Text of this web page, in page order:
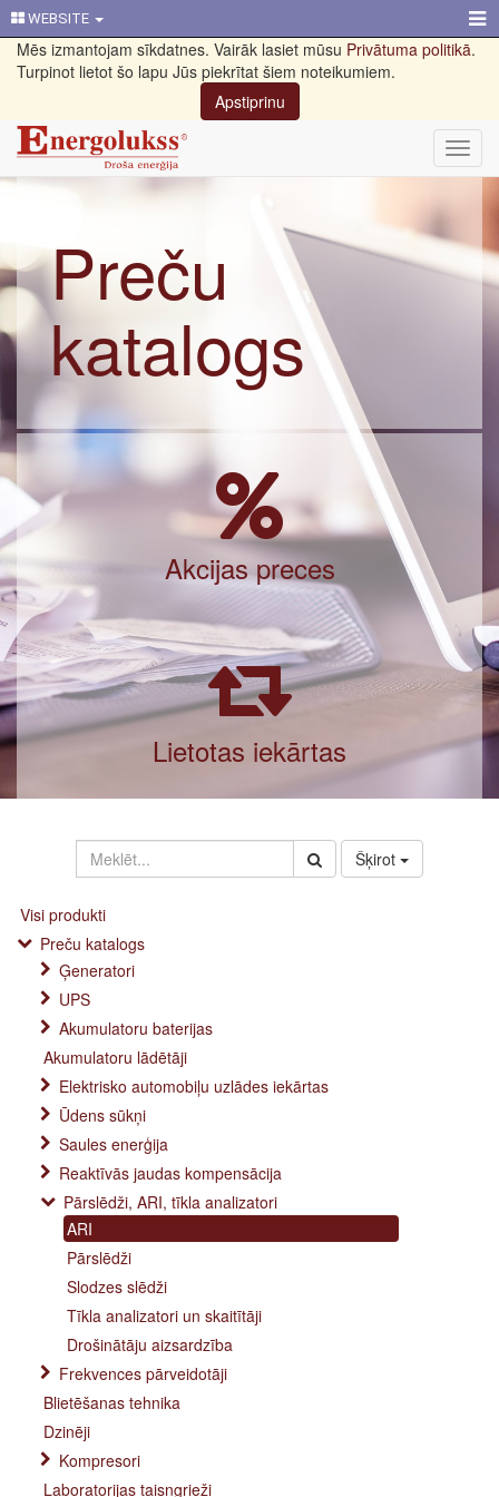
WEBSITE
Mēs izmantojam sīkdatnes. Vairāk lasiet mūsu Privātuma politikā.
Turpinot lietot šo lapu Jūs piekrītat šiem noteikumiem.
Apstiprinu
Preču
katalogs
Akcijas preces
Lietotas iekārtas
Šķirot
Visi produkti
Preču katalogs
Ģeneratori
UPS
Akumulatoru baterijas
Akumulatoru lādētāji
Elektrisko automobiļu uzlādes iekārtas
Ūdens sūkņi
Saules enerģija
Reaktīvās jaudas kompensācija
Pārslēdži, ARI, tīkla analizatori
ARI
Pārslēdži
Slodzes slēdži
Tīkla analizatori un skaitītāji
Drošinātāju aizsardzība
Frekvences pārveidotāji
Blietēšanas tehnika
Dzinēji
Kompresori
Laboratorijas taisngrieži